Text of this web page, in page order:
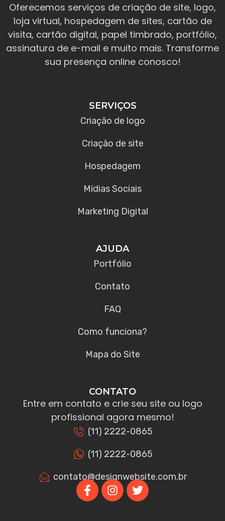
Oferecemos serviços de criação de site, logo,
loja virtual, hospedagem de sites, cartão de
visita, cartão digital, papel timbrado, portfólio,
assinatura de e-mail e muito mais. Transforme
sua presença online conosco!
SERVIÇOS
Criação de logo
Criação de site
Hospedagem
Mídias Sociais
Marketing Digital
AJUDA
Portfólio
Contato
FAQ
Como funciona?
Mapa do Site
CONTATO
Entre em contato e crie seu site ou logo
profissional agora mesmo!
(11) 2222-0865
(11) 2222-0865
contato@designwebsite.com.br